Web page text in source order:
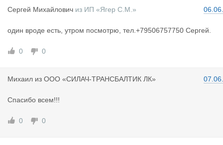
Сергей Михайлович из ИП «Ягер С.М.»
один вроде есть, утром посмотрю, тел.+79506757750 Сергей.
0 0
Михаил из ООО «СИЛАЧ-ТРАНСБАЛТИК ЛК»
Спасибо всем!!!
0 0